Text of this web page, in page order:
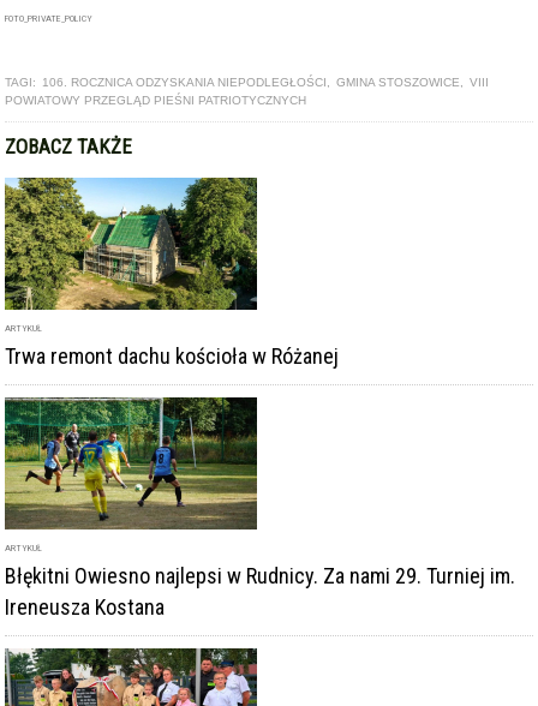
FOTO_PRIVATE_POLICY
TAGI: 106. ROCZNICA ODZYSKANIA NIEPODLEGŁOŚCI GMINA STOSZOWICE
VIII
POWIATOWY PRZEGLĄD PIEŚNI PATRIOTYCZNYCH
ZOBACZ TAKŻE
ARTYKUŁ
Trwa remont dachu kościoła w Różanej
ARTYKUŁ
Błękitni Owiesno najlepsi w Rudnicy. Za nami 29. Turniej im.
Ireneusza Kostana